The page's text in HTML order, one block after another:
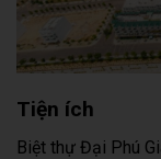
Tiện ích
Biệt thự Đại Phú